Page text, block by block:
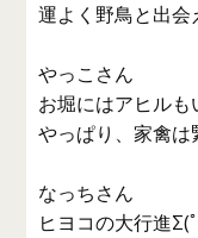
運よく野鳥と出会
やっこさん
お堀にはアヒルも
やっぱり、家禽は
なっちさん
ヒヨコの大行進Σ(